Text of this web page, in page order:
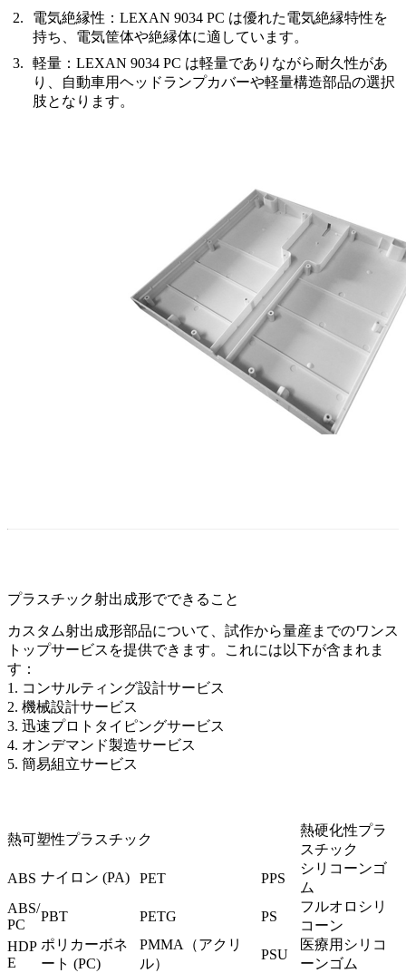
電気絶縁性 ：LEXAN 9034 PC は優れた電気絶縁特性を
持ち、電気筐体や絶縁体に適しています。
軽量 ：LEXAN 9034 PC は軽量でありながら耐久性があ
り、自動車用ヘッドランプカバーや軽量構造部品の選択
肢となります。
プラスチック射出成形でできること
カスタム射出成形部品について、試作から量産までのワンス
トップサービスを提供できます。これには以下が含まれま
す：
1. コンサルティング設計サービス
2. 機械設計サービス
3. 迅速プロトタイピングサービス
4. オンデマンド製造サービス
5. 簡易組立サービス
熱可塑性プラスチック
熱硬化性プラ
スチック
ABS ナイロン (PA) PET PPS
シリコーンゴ
ム
ABS/
PC
PBT PETG PS
フルオロシリ
コーン
HDP
E
ポリカーボネ
ート (PC)
PMMA（アクリ
ル）
PSU
医療用シリコ
ーンゴム